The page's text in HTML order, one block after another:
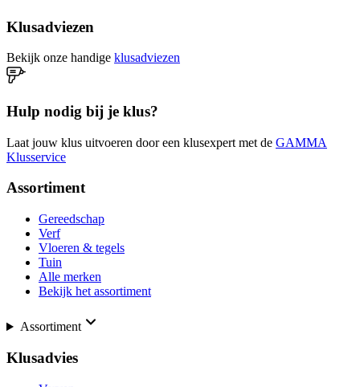
Klusadviezen
Bekijk onze handige klusadviezen
Hulp nodig bij je klus?
Laat jouw klus uitvoeren door een klusexpert met de GAMMA
Klusservice
Assortiment
Gereedschap
Verf
Vloeren & tegels
Tuin
Alle merken
Bekijk het assortiment
Assortiment
Klusadvies